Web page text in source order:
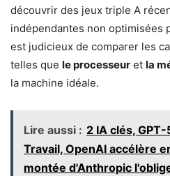
découvrir des jeux triple A
indépendantes non optimisées
est judicieux de comparer les
telles que le processeur et la
la machine idéale.
Lire aussi : 2 IA clés,
Travail, OpenAI accélère
montée d'Anthropic